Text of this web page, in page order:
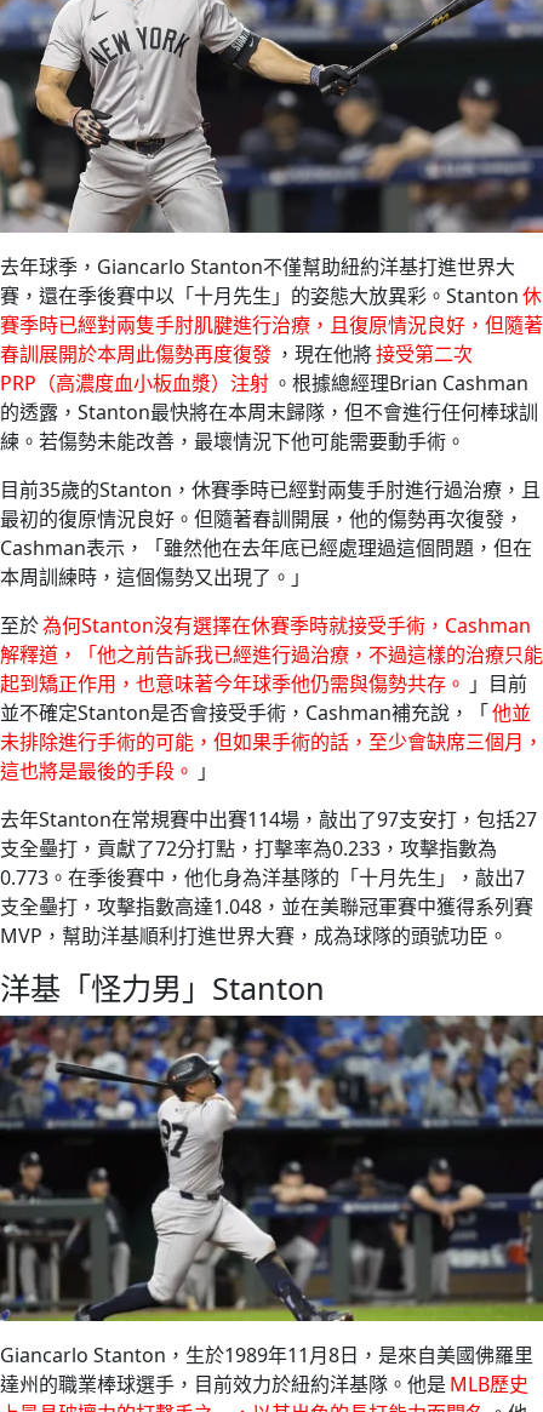
去年球季，Giancarlo Stanton不僅幫助紐約洋基打進世界大
賽，還在季後賽中以「十月先生」的姿態大放異彩。Stanton休
賽季時已經對兩隻手肘肌腱進行治療，且復原情況良好，但隨著
春訓展開於本周此傷勢再度復發 ，現在他將接受第二次
PRP（高濃度血小板血漿）注射 。根據總經理Brian Cashman
的透露，Stanton最快將在本周末歸隊，但不會進行任何棒球訓
練。若傷勢未能改善，最壞情況下他可能需要動手術。
目前35歲的Stanton，休賽季時已經對兩隻手肘進行過治療，且
最初的復原情況良好。但隨著春訓開展，他的傷勢再次復發，
Cashman表示，「雖然他在去年底已經處理過這個問題，但在
本周訓練時，這個傷勢又出現了。」
至於為何Stanton沒有選擇在休賽季時就接受手術，Cashman
解釋道，「他之前告訴我已經進行過治療，不過這樣的治療只能
起到矯正作用，也意味著今年球季他仍需與傷勢共存。 」目前
並不確定Stanton是否會接受手術，Cashman補充說，「他並
未排除進行手術的可能，但如果手術的話，至少會缺席三個月，
這也將是最後的手段。 」
去年Stanton在常規賽中出賽114場，敲出了97支安打，包括27
支全壘打，貢獻了72分打點，打擊率為0.233，攻擊指數為
0.773。在季後賽中，他化身為洋基隊的「十月先生」，敲出7
支全壘打，攻擊指數高達1.048，並在美聯冠軍賽中獲得系列賽
MVP，幫助洋基順利打進世界大賽，成為球隊的頭號功臣。
洋基「怪力男」Stanton
Giancarlo Stanton，生於1989年11月8日，是來自美國佛羅里
達州的職業棒球選手，目前效力於紐約洋基隊。他是 MLB歷史